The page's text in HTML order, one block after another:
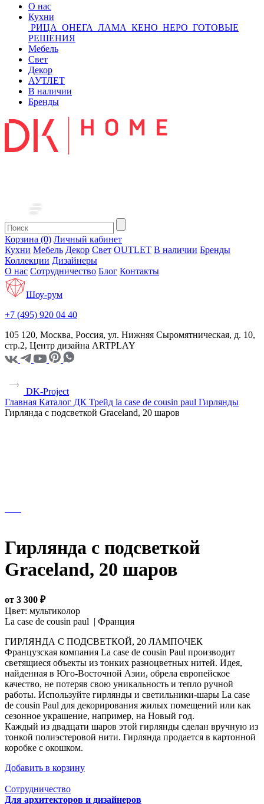
О нас
Кухни
РИЦА ОНЕГА ЛАМА КЕНО НЕРО ГОТОВЫЕ
РЕШЕНИЯ
Мебель
Свет
Декор
АУТЛЕТ
В наличии
Бренды
Корзина (0) Личный кабинет
Кухни Мебель Декор Свет OUTLET В наличии Бренды
Коллекции Дизайнеры
О нас Сотрудничество Блог Контакты
Шоу-рум
+7 (495) 920 04 40
105 120, Москва, Россия, ул. Нижняя Сыромятническая, д. 10,
стр.2, Центр дизайна ARTPLAY
DK-Project
Главная Каталог ДК Трейд la case de cousin paul Гирлянды
Гирлянда с подсветкой Graceland, 20 шаров
Гирлянда с подсветкой
Graceland, 20 шаров
от 3 300 ₽
Цвет: мультиколор
La case de cousin paul | Франция
ГИРЛЯНДА С ПОДСВЕТКОЙ, 20 ЛАМПОЧЕК
Французская компания La case de cousin Paul производит
светящиеся объекты из тонких разноцветных нитей. Идея,
найденная в Юго-Восточной Азии, обрела европейское
качество, не потеряв свою уникальность и тепло ручной
работы. Используйте гирлянды и светильники-шары La case
de cousin Paul для декорирования жилых помещений или как
сезонное украшение, например, на Новый год.
Каждый из двадцати шаров этой гирлянды сделан вручную из
тонкой полиэстеровой нити. Гирлянда продается в картонной
коробке с окошком.
Добавить в корзину
Сотрудничество
Для архитекторов и дизайнеров